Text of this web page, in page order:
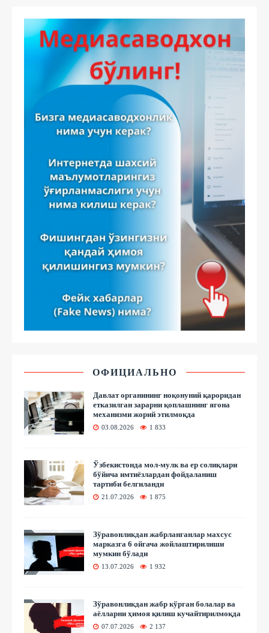
ОФИЦИАЛЬНО
Давлат органининг ноқонуний қароридан
етказилган зарарни қоплашнинг ягона
механизми жорий этилмоқда
03.08.2026 1 833
Ўзбекистонда мол-мулк ва ер солиқлари
бўйича имтиёзлардан фойдаланиш
тартиби белгиланди
21.07.2026 1 875
Зўравонликдан жабрланганлар махсус
марказга 6 ойгача жойлаштирилиши
мумкин бўлади
13.07.2026 1 932
Зўравонликдан жабр кўрган болалар ва
аёлларни ҳимоя қилиш кучайтирилмоқда
07.07.2026 2 137